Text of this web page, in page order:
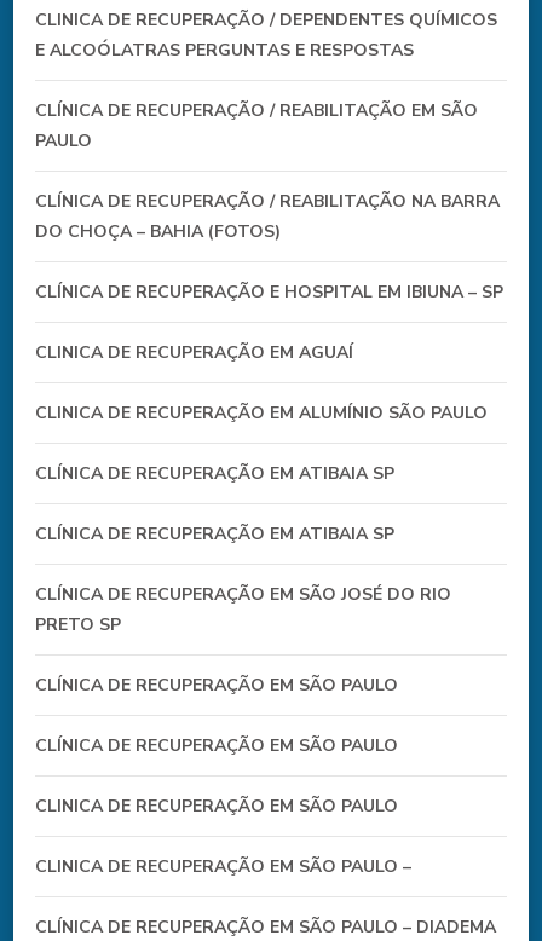
CLINICA DE RECUPERAÇÃO / DEPENDENTES QUÍMICOS
E ALCOÓLATRAS PERGUNTAS E RESPOSTAS
CLÍNICA DE RECUPERAÇÃO / REABILITAÇÃO EM SÃO
PAULO
CLÍNICA DE RECUPERAÇÃO / REABILITAÇÃO NA BARRA
DO CHOÇA – BAHIA (FOTOS)
CLÍNICA DE RECUPERAÇÃO E HOSPITAL EM IBIUNA – SP
CLINICA DE RECUPERAÇÃO EM AGUAÍ
CLINICA DE RECUPERAÇÃO EM ALUMÍNIO SÃO PAULO
CLÍNICA DE RECUPERAÇÃO EM ATIBAIA SP
CLÍNICA DE RECUPERAÇÃO EM ATIBAIA SP
CLÍNICA DE RECUPERAÇÃO EM SÃO JOSÉ DO RIO
PRETO SP
CLÍNICA DE RECUPERAÇÃO EM SÃO PAULO
CLÍNICA DE RECUPERAÇÃO EM SÃO PAULO
CLINICA DE RECUPERAÇÃO EM SÃO PAULO
CLINICA DE RECUPERAÇÃO EM SÃO PAULO –
CLÍNICA DE RECUPERAÇÃO EM SÃO PAULO – DIADEMA